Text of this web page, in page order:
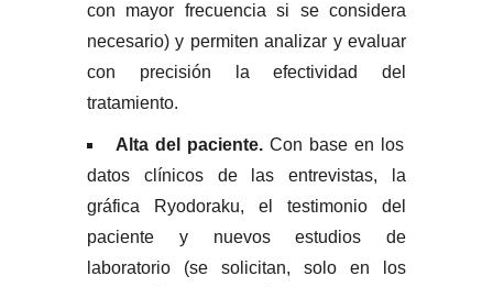
con mayor frecuencia si se considera
necesario) y permiten analizar y evaluar
con precisión la efectividad del
tratamiento.
Alta del paciente. Con base en los
datos clínicos de las entrevistas, la
gráfica Ryodoraku, el testimonio del
paciente y nuevos estudios de
laboratorio (se solicitan, solo en los